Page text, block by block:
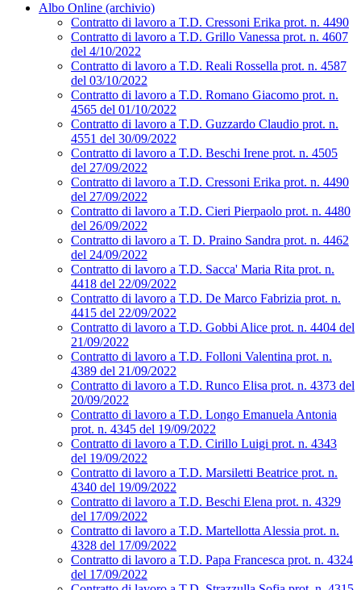
Albo Online (archivio)
Contratto di lavoro a T.D. Cressoni Erika prot. n. 4490
Contratto di lavoro a T.D. Grillo Vanessa prot. n. 4607
del 4/10/2022
Contratto di lavoro a T.D. Reali Rossella prot. n. 4587
del 03/10/2022
Contratto di lavoro a T.D. Romano Giacomo prot. n.
4565 del 01/10/2022
Contratto di lavoro a T.D. Guzzardo Claudio prot. n.
4551 del 30/09/2022
Contratto di lavoro a T.D. Beschi Irene prot. n. 4505
del 27/09/2022
Contratto di lavoro a T.D. Cressoni Erika prot. n. 4490
del 27/09/2022
Contratto di lavoro a T.D. Cieri Pierpaolo prot. n. 4480
del 26/09/2022
Contratto di lavoro a T. D. Praino Sandra prot. n. 4462
del 24/09/2022
Contratto di lavoro a T.D. Sacca' Maria Rita prot. n.
4418 del 22/09/2022
Contratto di lavoro a T.D. De Marco Fabrizia prot. n.
4415 del 22/09/2022
Contratto di lavoro a T.D. Gobbi Alice prot. n. 4404 del
21/09/2022
Contratto di lavoro a T.D. Folloni Valentina prot. n.
4389 del 21/09/2022
Contratto di lavoro a T.D. Runco Elisa prot. n. 4373 del
20/09/2022
Contratto di lavoro a T.D. Longo Emanuela Antonia
prot. n. 4345 del 19/09/2022
Contratto di lavoro a T.D. Cirillo Luigi prot. n. 4343
del 19/09/2022
Contratto di lavoro a T.D. Marsiletti Beatrice prot. n.
4340 del 19/09/2022
Contratto di lavoro a T.D. Beschi Elena prot. n. 4329
del 17/09/2022
Contratto di lavoro a T.D. Martellotta Alessia prot. n.
4328 del 17/09/2022
Contratto di lavoro a T.D. Papa Francesca prot. n. 4324
del 17/09/2022